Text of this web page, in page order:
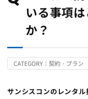
いる事項
か？
CATEGORY：契約・プラン
サンシスコンのレンタ